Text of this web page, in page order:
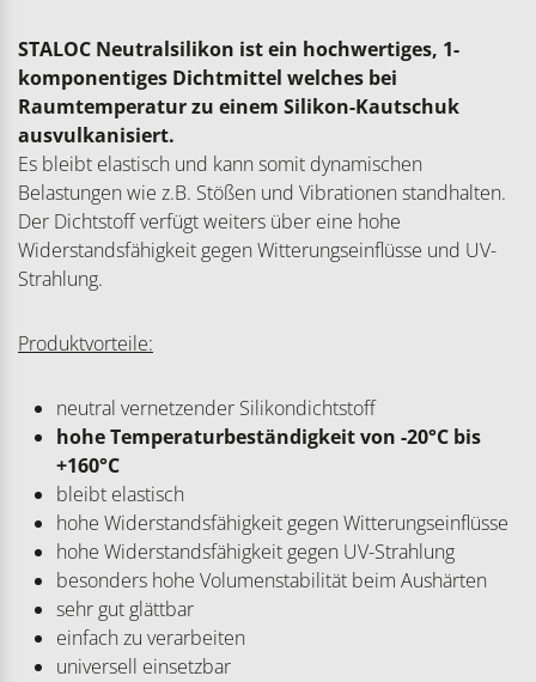
STALOC Neutralsilikon ist ein hochwertiges, 1-
komponentiges Dichtmittel welches bei
Raumtemperatur zu einem Silikon-Kautschuk
ausvulkanisiert.
Es bleibt elastisch und kann somit dynamischen
Belastungen wie z.B. Stößen und Vibrationen standhalten.
Der Dichtstoff verfügt weiters über eine hohe
Widerstandsfähigkeit gegen Witterungseinflüsse und UV-
Strahlung.
Produktvorteile:
neutral vernetzender Silikondichtstoff
hohe Temperaturbeständigkeit von -20°C bis
+160°C
bleibt elastisch
hohe Widerstandsfähigkeit gegen Witterungseinflüsse
hohe Widerstandsfähigkeit gegen UV-Strahlung
besonders hohe Volumenstabilität beim Aushärten
sehr gut glättbar
einfach zu verarbeiten
universell einsetzbar